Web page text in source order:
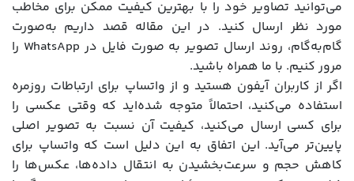
می‌توانید تصاویر خود را با بهترین کیفیت ممکن برای مخاطب
مورد نظر ارسال کنید. در این مقاله قصد داریم به‌صورت
گام‌به‌گام، روند ارسال تصویر به صورت فایل در WhatsApp را
مرور کنیم. با ما همراه باشید.
اگر از کاربران آیفون هستید و از واتساپ برای ارتباطات روزمره
استفاده می‌کنید، احتمالاً متوجه شده‌اید که وقتی عکسی را
برای کسی ارسال می‌کنید، کیفیت آن نسبت به تصویر اصلی
پایین‌تر می‌آید. این اتفاق به این دلیل است که واتساپ برای
کاهش حجم و سرعت‌بخشیدن به انتقال داده‌ها، عکس‌ها را